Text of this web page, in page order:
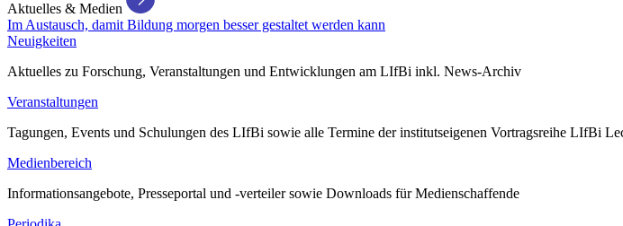
Aktuelles & Medien
Im Austausch, damit Bildung morgen besser gestaltet werden kann
Neuigkeiten
Aktuelles zu Forschung, Veranstaltungen und Entwicklungen am LIfBi inkl. News-Archiv
Veranstaltungen
Tagungen, Events und Schulungen des LIfBi sowie alle Termine der institutseigenen Vortragsreihe LIfBi
Medienbereich
Informationsangebote, Presseportal und -verteiler sowie Downloads für Medienschaffende